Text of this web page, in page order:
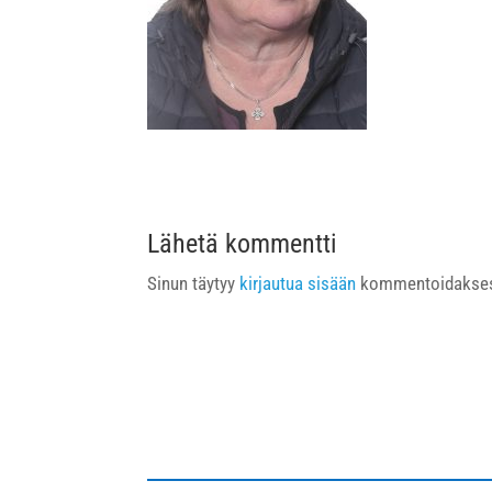
Lähetä kommentti
Sinun täytyy kirjautua sisään